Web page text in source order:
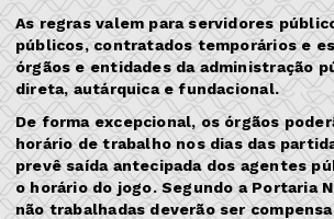
As regras valem para servidores
públicos, contratados temporários e
órgãos e entidades da administração
direta, autárquica e fundacional.
De forma excepcional, os órgãos
horário de trabalho nos dias das
prevê saída antecipada dos agentes
o horário do jogo. Segundo a Portaria
não trabalhadas deverão ser